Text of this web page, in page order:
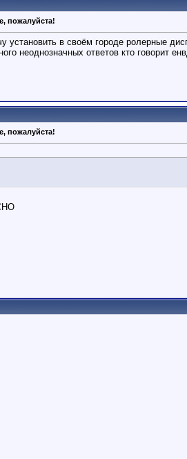
пожалуйста!
установить в своём городе ролерные
неоднозначных ответов кто говорит
пожалуйста!